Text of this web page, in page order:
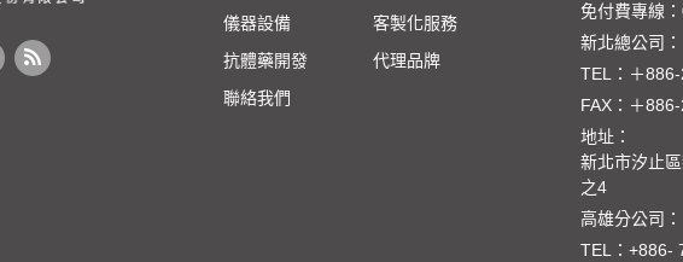
儀器設備
客製化服務
抗體藥開發
代理品牌
聯絡我們
免付費專線：
新北總公司：
TEL： ＋
FAX： ＋
地址：
新北市汐止
之4
高雄分公司：
TEL： +886-